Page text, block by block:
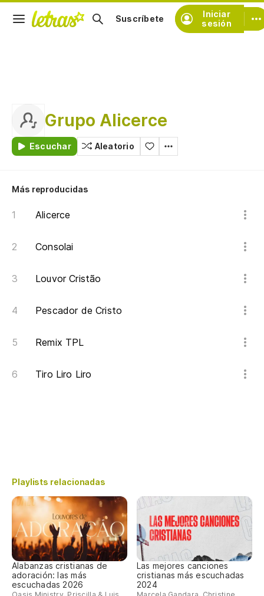
Iniciar
sesión
Suscríbete
Grupo Alicerce
Escuchar Aleatorio
Más reproducidas
Alicerce
Consolai
Louvor Cristão
Pescador de Cristo
Remix TPL
Tiro Liro Liro
Playlists relacionadas
Alabanzas cristianas de
adoración: las más
escuchadas 2026
Las mejores canciones
cristianas más escuchadas
2024